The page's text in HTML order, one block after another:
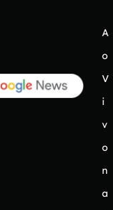
A
o
V
i
v
o
n
a